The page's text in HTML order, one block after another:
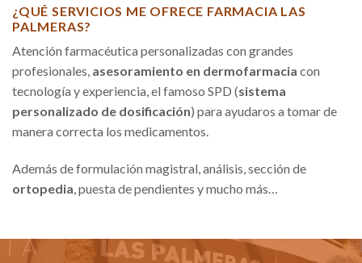
¿QUÉ SERVICIOS ME OFRECE FARMACIA LAS
PALMERAS?
Atención farmacéutica personalizadas con grandes
profesionales, asesoramiento en dermofarmacia con
tecnología y experiencia, el famoso SPD (sistema
personalizado de dosificación) para ayudaros a tomar de
manera correcta los medicamentos.
Además de formulación magistral, análisis, sección de
ortopedia , puesta de pendientes y mucho más…